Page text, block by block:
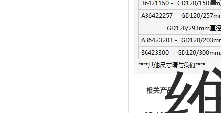
相关产品